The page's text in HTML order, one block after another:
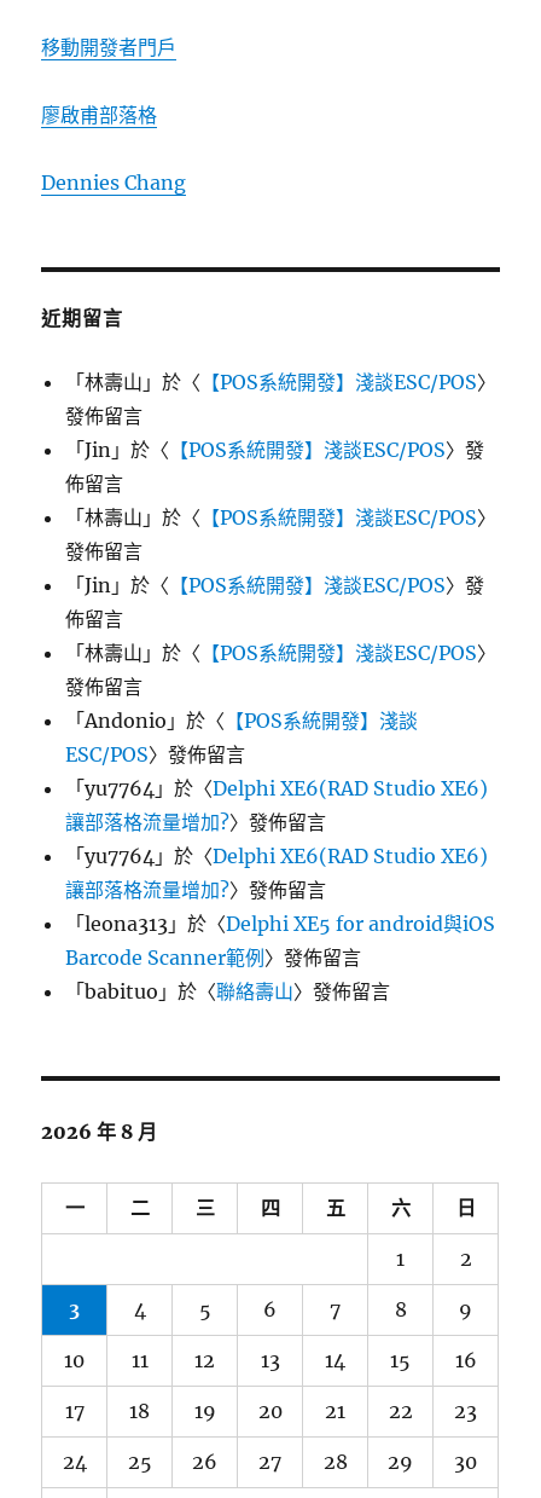
移動開發者門戶
廖啟甫部落格
Dennies Chang
近期留言
「林壽山 」於〈 【POS系統開發】淺談ESC/POS〉
發佈留言
「Jin 」於〈 【POS系統開發】淺談ESC/POS〉發
佈留言
「林壽山 」於〈 【POS系統開發】淺談ESC/POS〉
發佈留言
「Jin 」於〈 【POS系統開發】淺談ESC/POS〉發
佈留言
「林壽山 」於〈 【POS系統開發】淺談ESC/POS〉
發佈留言
「Andonio 」於〈 【POS系統開發】淺談
ESC/POS〉發佈留言
「yu7764 」於〈Delphi XE6(RAD Studio XE6)
讓部落格流量增加?〉發佈留言
「yu7764 」於〈Delphi XE6(RAD Studio XE6)
讓部落格流量增加?〉發佈留言
「leona313 」於〈Delphi XE5 for android與iOS
Barcode Scanner範例〉發佈留言
「babituo 」於〈聯絡壽山〉發佈留言
2026 年 8 月
一 二 三 四 五 六 日
1 2
3 4 5 6 7 8 9
10 11 12 13 14 15 16
17 18 19 20 21 22 23
24 25 26 27 28 29 30